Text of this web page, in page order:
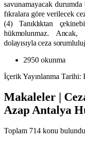
savunamayacak
fıkralara göre verilecek
(4) Tanıklıktan
hükmolunmaz. Ancak,
dolayısıyla ceza
2950 okunma
İçerik Yayınlanma Tarihi:
Makaleler |
Azap Antalya
Toplam 714 konu bulundu